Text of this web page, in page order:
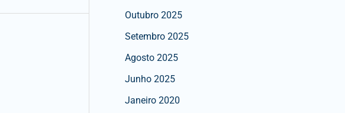
Outubro 2025
Setembro 2025
Agosto 2025
Junho 2025
Janeiro 2020